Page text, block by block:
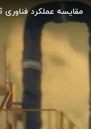
مقایسه عملکرد فناوری DLSS در بازی Loopmancer